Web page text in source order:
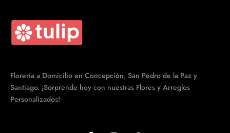
Florería a Domicilio en Concepción, San Pedro de la Paz y
Santiago. ¡Sorprende hoy con nuestras Flores y Arreglos
Personalizados!